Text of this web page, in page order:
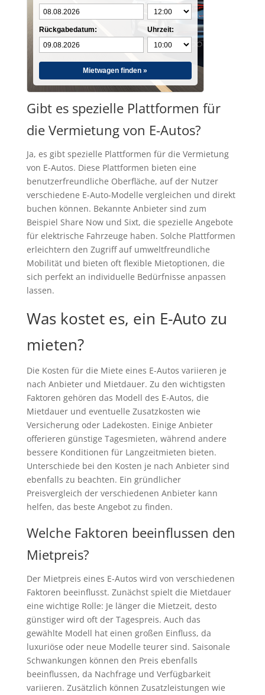
Rückgabedatum: Uhrzeit:
Mietwagen finden »
Gibt es spezielle Plattformen für
die Vermietung von E-Autos?
Ja, es gibt spezielle Plattformen für die Vermietung
von E-Autos. Diese Plattformen bieten eine
benutzerfreundliche Oberfläche, auf der Nutzer
verschiedene E-Auto-Modelle vergleichen und direkt
buchen können. Bekannte Anbieter sind zum
Beispiel Share Now und Sixt, die spezielle Angebote
für elektrische Fahrzeuge haben. Solche Plattformen
erleichtern den Zugriff auf umweltfreundliche
Mobilität und bieten oft flexible Mietoptionen, die
sich perfekt an individuelle Bedürfnisse anpassen
lassen.
Was kostet es, ein E-Auto zu
mieten?
Die Kosten für die Miete eines E-Autos variieren je
nach Anbieter und Mietdauer. Zu den wichtigsten
Faktoren gehören das Modell des E-Autos, die
Mietdauer und eventuelle Zusatzkosten wie
Versicherung oder Ladekosten. Einige Anbieter
offerieren günstige Tagesmieten, während andere
bessere Konditionen für Langzeitmieten bieten.
Unterschiede bei den Kosten je nach Anbieter sind
ebenfalls zu beachten. Ein gründlicher
Preisvergleich der verschiedenen Anbieter kann
helfen, das beste Angebot zu finden.
Welche Faktoren beeinflussen den
Mietpreis?
Der Mietpreis eines E-Autos wird von verschiedenen
Faktoren beeinflusst. Zunächst spielt die Mietdauer
eine wichtige Rolle: Je länger die Mietzeit, desto
günstiger wird oft der Tagespreis. Auch das
gewählte Modell hat einen großen Einfluss, da
luxuriöse oder neue Modelle teurer sind. Saisonale
Schwankungen können den Preis ebenfalls
beeinflussen, da Nachfrage und Verfügbarkeit
variieren. Zusätzlich können Zusatzleistungen wie